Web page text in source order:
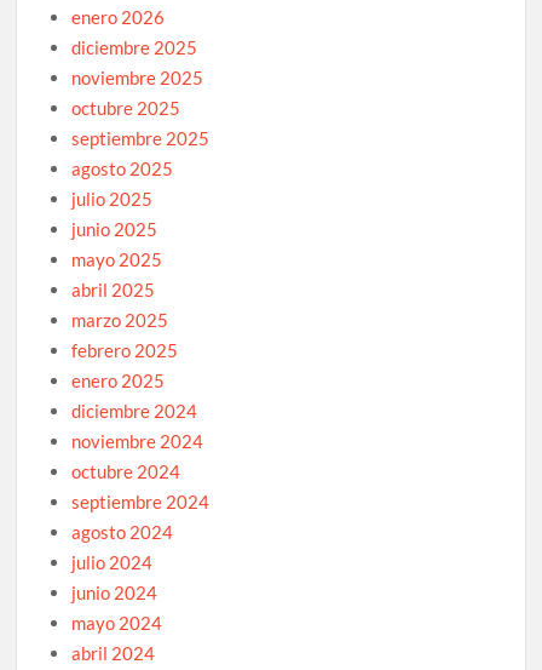
enero 2026
diciembre 2025
noviembre 2025
octubre 2025
septiembre 2025
agosto 2025
julio 2025
junio 2025
mayo 2025
abril 2025
marzo 2025
febrero 2025
enero 2025
diciembre 2024
noviembre 2024
octubre 2024
septiembre 2024
agosto 2024
julio 2024
junio 2024
mayo 2024
abril 2024